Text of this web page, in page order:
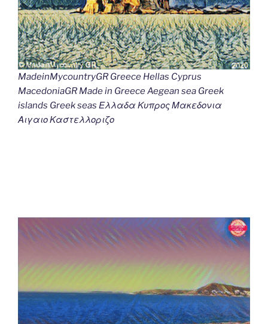
MadeinMycountryGR Greece Hellas Cyprus
MacedoniaGR Made in Greece Aegean sea Greek
islands Greek seas Ελλαδα Κυπρος Μακεδονια
Αιγαιο Καστελλοριζο